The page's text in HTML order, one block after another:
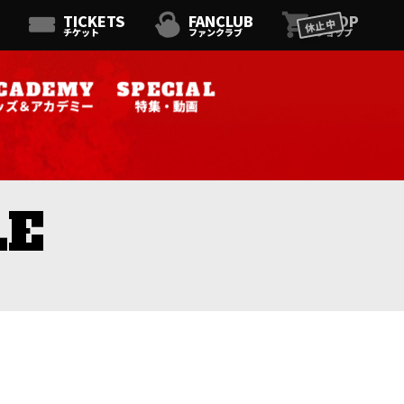
ズ＆アカデミー 特集・動画
TICKETS
チケット
FANCLUB
ファンクラブ
SHOP
ショップ
休止中